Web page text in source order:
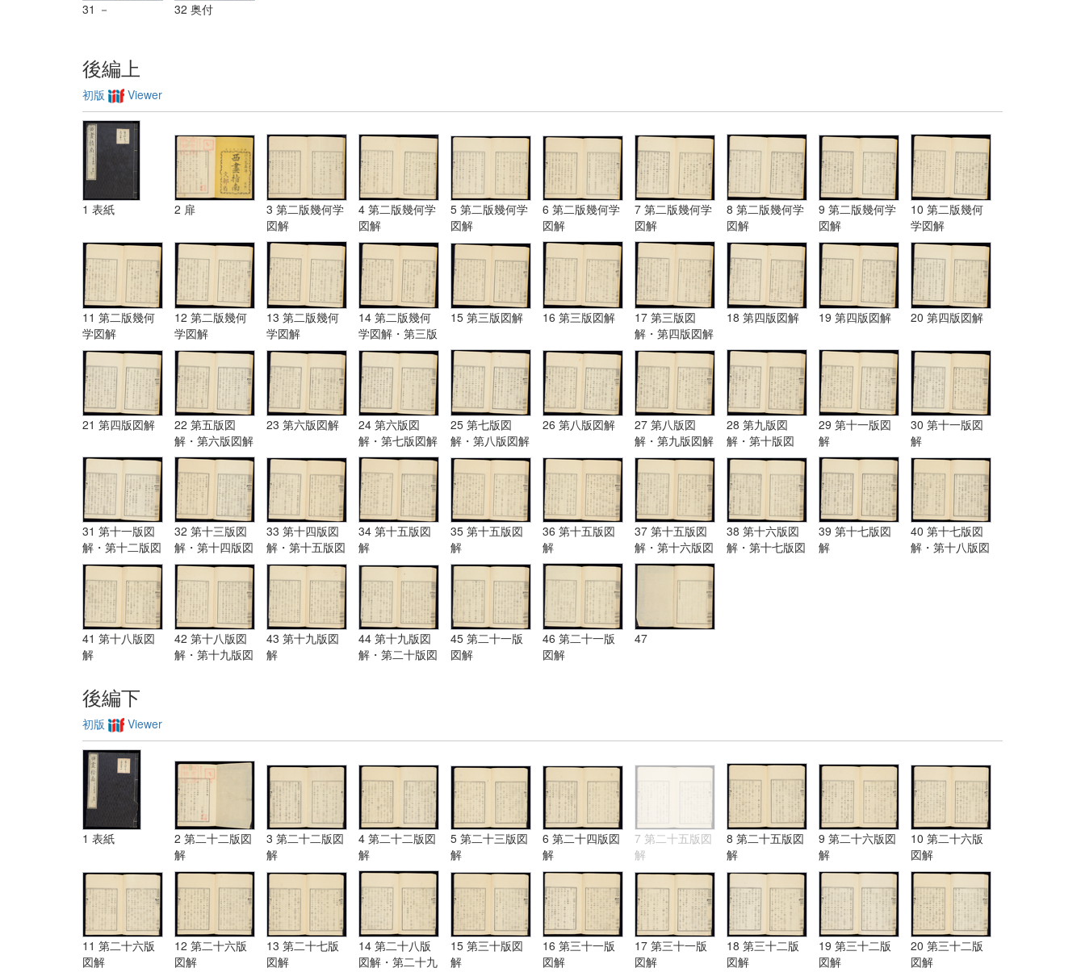
31 － 32 奥付
後編上
初版 Viewer
1 表紙 2 扉
3 第二版幾何学
図解
4 第二版幾何学
図解
5 第二版幾何学
図解
6 第二版幾何学
図解
7 第二版幾何学
図解
8 第二版幾何学
図解
9 第二版幾何学
図解
10 第二版幾何
学図解
11 第二版幾何
学図解
12 第二版幾何
学図解
13 第二版幾何
学図解
14 第二版幾何
学図解・第三版
図解
15 第三版図解 16 第三版図解
17 第三版図
解・第四版図解
18 第四版図解 19 第四版図解 20 第四版図解
21 第四版図解
22 第五版図
解・第六版図解
23 第六版図解
24 第六版図
解・第七版図解
25 第七版図
解・第八版図解
26 第八版図解
27 第八版図
解・第九版図解
28 第九版図
解・第十版図
解・第十一版図
解
29 第十一版図
解
30 第十一版図
解
31 第十一版図
解・第十二版図
解・第十三版図
解
32 第十三版図
解・第十四版図
解
33 第十四版図
解・第十五版図
解
34 第十五版図
解
35 第十五版図
解
36 第十五版図
解
37 第十五版図
解・第十六版図
解
38 第十六版図
解・第十七版図
39 第十七版図
解
40 第十七版図
解・第十八版図
41 第十八版図
解
42 第十八版図
解・第十九版図
43 第十九版図
解
44 第十九版図
解・第二十版図
45 第二十一版
図解
46 第二十一版
図解
47
後編下
初版 Viewer
1 表紙
2 第二十二版図
解
3 第二十二版図
解
4 第二十二版図
解
5 第二十三版図
解
6 第二十四版図
解
7 第二十五版図
解
8 第二十五版図
解
9 第二十六版図
解
10 第二十六版
図解
11 第二十六版
図解
12 第二十六版
図解
13 第二十七版
図解
14 第二十八版
図解・第二十九
15 第三十版図
解
16 第三十一版
図解
17 第三十一版
図解
18 第三十二版
図解
19 第三十二版
図解
20 第三十二版
図解